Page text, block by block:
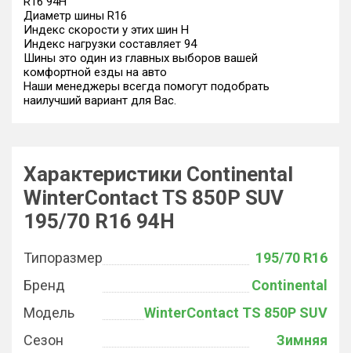
Диаметр шины R16
Индекс скорости у этих шин H
Индекс нагрузки составляет 94
Шины это один из главных выборов вашей
комфортной езды на авто
Наши менеджеры всегда помогут подобрать
наилучший вариант для Вас.
Характеристики Continental
WinterContact TS 850P SUV
195/70 R16 94H
Типоразмер
195/70 R16
Бренд
Continental
Модель
WinterContact TS 850P SUV
Сезон
Зимняя